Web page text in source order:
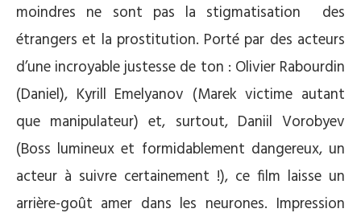
moindres ne sont pas la stigmatisation des
étrangers et la prostitution. Porté par des acteurs
d’une incroyable justesse de ton : Olivier Rabourdin
(Daniel), Kyrill Emelyanov (Marek victime autant
que manipulateur) et, surtout, Daniil Vorobyev
(Boss lumineux et formidablement dangereux, un
acteur à suivre certainement !), ce film laisse un
arrière-goût amer dans les neurones. Impression